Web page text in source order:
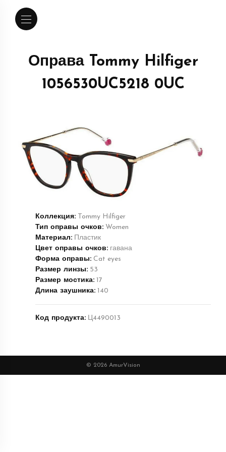
Оправа Tommy Hilfiger
1056530UC5218 0UC
Коллекция: Tommy Hilfiger
Тип оправы очков: Women
Материал: Пластик
Цвет оправы очков: гавана
Форма оправы: Cat eyes
Размер линзы: 53
Размер мостика: 17
Длина заушника: 140
Код продукта: Ц4490013
© 2026 AmurVision